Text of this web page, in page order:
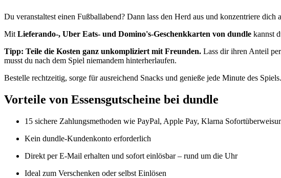
Du veranstaltest einen Fußballabend? Dann lass den Herd aus und konzentriere dich
MitLieferando-, Uber Eats- und Domino's-Geschenkkarten von dundle kannst
Tipp: Teile die Kosten ganz unkompliziert mit Freunden. Lass dir ihren Anteil per
musst du nach dem Spiel niemandem hinterherlaufen.
Bestelle rechtzeitig, sorge für ausreichend Snacks und genieße jede Minute des Spiels.
Vorteile von Essensgutscheine bei dundle
15 sichere Zahlungsmethoden wie PayPal, Apple Pay, Klarna
Kein dundle-Kundenkonto erforderlich
Direkt per E-Mail erhalten und sofort einlösbar – rund um die Uhr
Ideal zum Verschenken oder selbst Einlösen